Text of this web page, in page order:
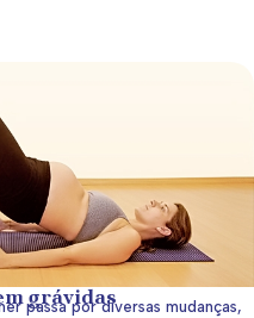
grávidas
passa por diversas mudanças,